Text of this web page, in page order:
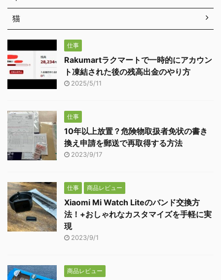
猫
仕事
Rakumartラクマートで一時的にアカウン
ト凍結された後の残高出金のやり方
2025/5/11
仕事
10年以上放置？危険物取扱者免状の書き
換え申請を郵送で再取得する方法
2023/9/17
仕事 商品レビュー
Xiaomi Mi Watch Liteのバンド交換方
法！+おしゃれなカスタマイズを手軽に実
現
2023/9/1
商品レビュー